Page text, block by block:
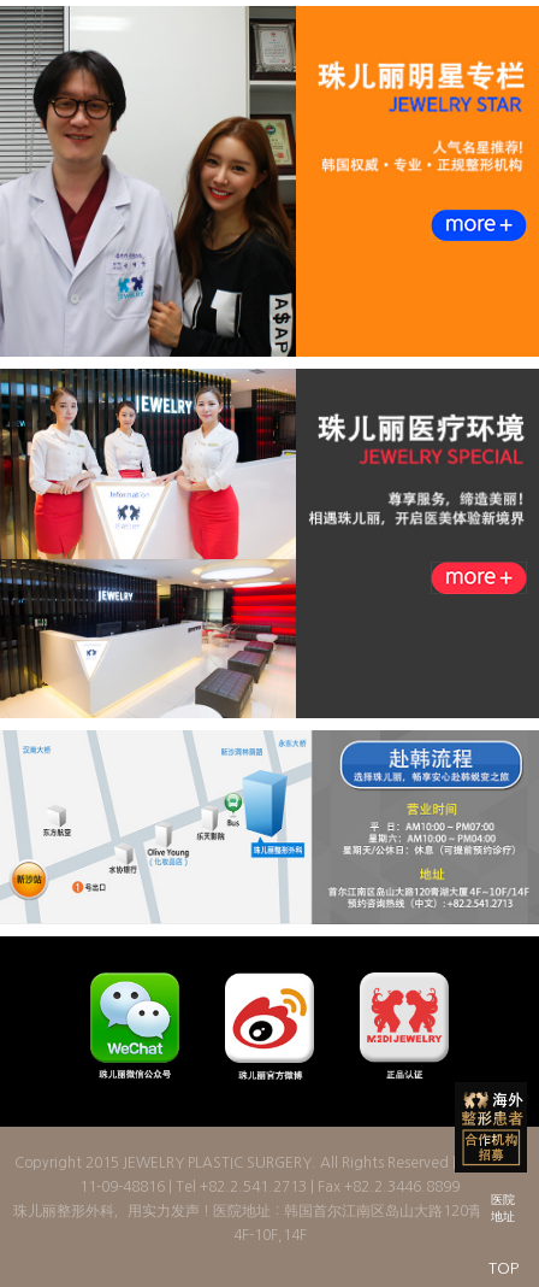
Copyright 2015 JEWELRY PLASTIC SURGERY . All Rights Reserved | License: 2
11-09-48816 | Tel +82.2.541.2713 | Fax +82.2.3446.8899
珠儿丽整形外科，用实力发声！医院地址：韩国首尔江南区岛山大路120青湖大厦
4F-10F,14F
医院
地址
TOP